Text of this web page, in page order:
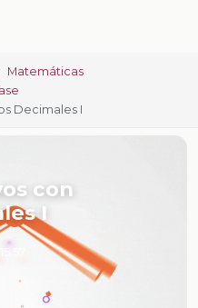
Matemáticas
Decimales I
con
I